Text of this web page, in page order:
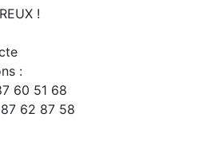
!
:
60 51 68
62 87 58